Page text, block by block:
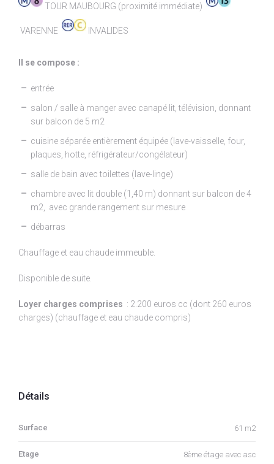
TOUR MAUBOURG (proximité immédiate)
VARENNE INVALIDES
Il se compose :
entrée
salon / salle à manger avec canapé lit, télévision, donnant
sur balcon de 5 m2
cuisine séparée entièrement équipée (lave-vaisselle, four,
plaques, hotte, réfrigérateur/congélateur)
salle de bain avec toilettes (lave-linge)
chambre avec lit double (1,40 m) donnant sur balcon de 4
m2, avec grande rangement sur mesure
débarras
Chauffage et eau chaude immeuble.
Disponible de suite.
Loyer charges comprises : 2.200 euros cc (dont 260 euros
charges) (chauffage et eau chaude compris)
Détails
Surface 61 m2
Etage 8ème étage avec asc